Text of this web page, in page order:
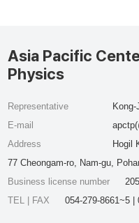
Asia Pacific
Physics
Representative
E-mail
Address
Hogil
77 Cheongam-ro, Nam-gu,
Business license number
TEL | FAX
054-279-8661~5 |